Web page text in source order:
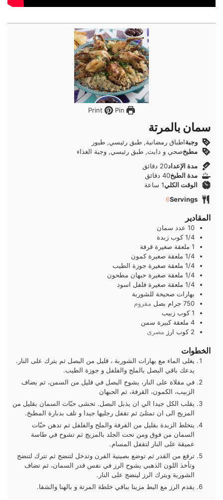
Pin
سمان بالمرتة
وجبةاطباق رمضانية, طبق رئيسي, طيور
مطبخصحي و دايت, طبق رئيسي, وجبة الغذاء
مدة الإعداد20 دقائق
دقائق
مدة الطبخ40دقائق
دقائق
الوقت الكلي1ساعة
ساعة
Servings
6
المقادير
10 عدد سمان
1/4 كوب زبدة
1 ملعقة صغيرة قرفة
1/4 ملعقة صغيرةكمون
1/4 ملعقة صغيرة جوزة الطيب
1/4 ملعقة صغيرة حبهان مطحون
1/4 ملعقة صغيرة فلفل اسود
بهارات صحيحة للشوربة
750 جرام بصل مفروم
1 كوب زبيب
4 ملعقة كبيرة سمن
2 كوب ارز مصرى
الخطوات
يغلى الماء مع بهارات الشوربة ، قليل من البصل ثم يترك على النار.
يدعك باقي البصل بالملح والفلفل و جوزة الطيب.
في مقلاة على النار، يشوح البصل في قليل من السمن، ثم يضاف
الزبيب، الكمون، القرفة، ثم الحبهان
يقلب الكل جيدا الي ان يذبل البصل. تحشى حبّات السمان بقليل من
المزيج الى ان تمتلئ ثم تقفل رجليها جيدا و تلف بدبارة المطبخ.
يتخلط الزبدة بقليل من القرفة والملح والفلفل ثم تدهن حبّات
السمان من فوق ومن تحت الجلد بالمزيج ثم تشوح في طاسة
عميقة على النار لتقفل المسام.
ترفع من القدر ثم توضع بصينية الفرن وتدخل لتنضج ثم تترك لتنضج
وتأخذ اللون الذهبي يشوح الرز في نفس قدر السمان، ثم تضاف
الشوربة ويترك الرز لينضج على النار.
يقدم الرز مع البط مزينا بباقي خلطة المرتة و بالهنا والشفا.